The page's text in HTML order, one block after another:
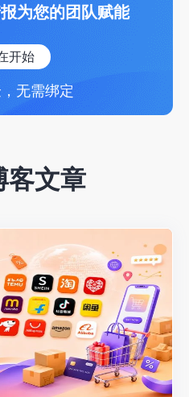
为您的团队赋能
开始
无需绑定
客文章